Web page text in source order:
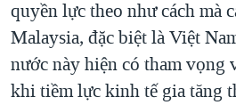
quyền lực theo như cách mà
Malaysia, đặc biệt là Việt
nước này hiện có tham vọng
khi tiềm lực kinh tế gia tăng